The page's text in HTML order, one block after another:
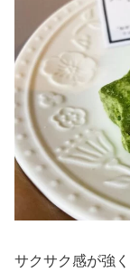
サクサク感が強